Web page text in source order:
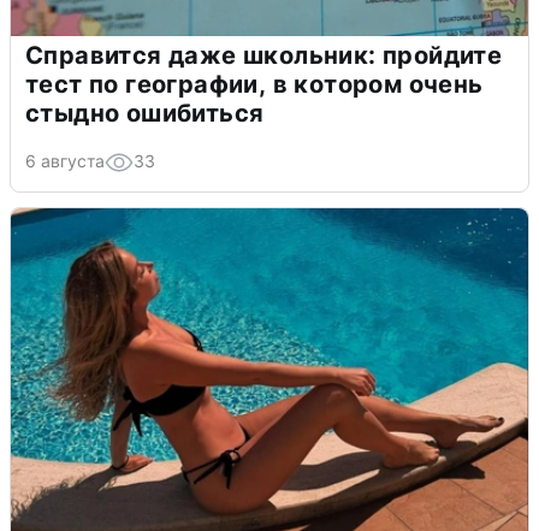
Справится даже школьник: пройдите
тест по географии, в котором очень
стыдно ошибиться
6 августа 33